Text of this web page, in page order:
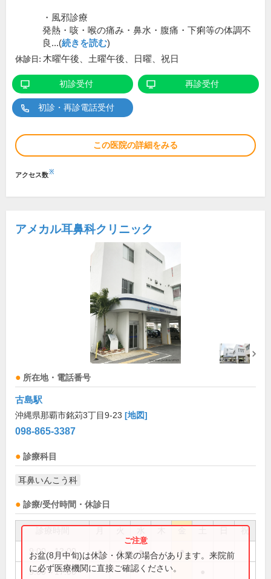
・風邪診療
発熱・咳・喉の痛み・鼻水・腹痛・下痢等の体調不
良...(続きを読む)
休診日: 木曜午後、土曜午後、日曜、祝日
初診受付 再診受付
初診・再診電話受付
この医院の詳細をみる
アクセス数※
アメカル耳鼻科クリニック
所在地・電話番号
古島駅
沖縄県那覇市銘苅3丁目9-23 [地図]
098-865-3387
診療科目
耳鼻いんこう科
診療/受付時間・休診日
祝
9:00～12:00 ● ● ● ●
9:00～17:00
お盆(8月中旬)は休診・休業の場合があります。来院前
に必ず医療機関に直接ご確認ください。